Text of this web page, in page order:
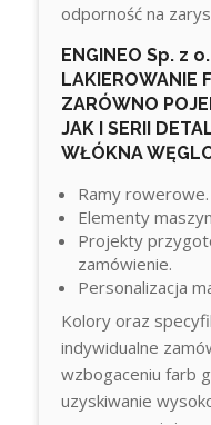
odporność na
ENGINEO Sp. z
LAKIEROWANIE
ZARÓWNO
JAK I SERII
WŁÓKNA
Ramy rowerowe.
Elementy
Projekty
zamówienie.
Personalizacja
Kolory oraz
indywidualne
wzbogaceniu farb
uzyskiwanie